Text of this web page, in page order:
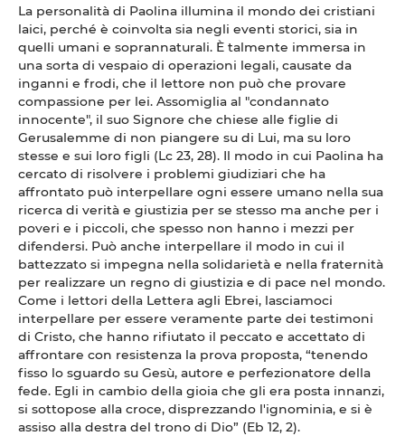
La personalità di Paolina illumina il mondo dei cristiani
laici, perché è coinvolta sia negli eventi storici, sia in
quelli umani e soprannaturali. È talmente immersa in
una sorta di vespaio di operazioni legali, causate da
inganni e frodi, che il lettore non può che provare
compassione per lei. Assomiglia al "condannato
innocente", il suo Signore che chiese alle figlie di
Gerusalemme di non piangere su di Lui, ma su loro
stesse e sui loro figli (Lc 23, 28). Il modo in cui Paolina ha
cercato di risolvere i problemi giudiziari che ha
affrontato può interpellare ogni essere umano nella sua
ricerca di verità e giustizia per se stesso ma anche per i
poveri e i piccoli, che spesso non hanno i mezzi per
difendersi. Può anche interpellare il modo in cui il
battezzato si impegna nella solidarietà e nella fraternità
per realizzare un regno di giustizia e di pace nel mondo.
Come i lettori della Lettera agli Ebrei, lasciamoci
interpellare per essere veramente parte dei testimoni
di Cristo, che hanno rifiutato il peccato e accettato di
affrontare con resistenza la prova proposta, “tenendo
fisso lo sguardo su Gesù, autore e perfezionatore della
fede. Egli in cambio della gioia che gli era posta innanzi,
si sottopose alla croce, disprezzando l'ignominia, e si è
assiso alla destra del trono di Dio” (Eb 12, 2).